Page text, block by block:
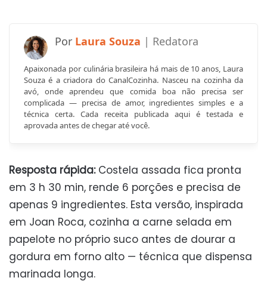
Laura Souza
Apaixonada por culinária brasileira há mais de 10 anos, Laura
Souza é a criadora do CanalCozinha. Nasceu na cozinha da
avó, onde aprendeu que comida boa não precisa ser
complicada — precisa de amor, ingredientes simples e a
técnica certa. Cada receita publicada aqui é testada e
aprovada antes de chegar até você.
Resposta rápida:Costela assada fica pronta
em 3 h 30 min, rende 6 porções e precisa de
apenas 9 ingredientes. Esta versão, inspirada
em Joan Roca, cozinha a carne selada em
papelote no próprio suco antes de dourar a
gordura em forno alto — técnica que dispensa
marinada longa.